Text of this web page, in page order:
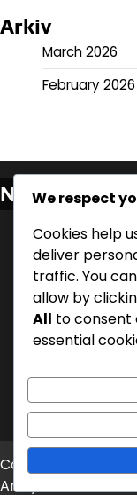
Arkiv
March 2026
February 2026
Nylige
Innvirkning
refluks og
Søvn
refluks
Flat
søvnkvalitet
Copyright © 2026
Artify Themes
We respect
Cookies help
deliver
traffic. You
allow by
All to consent
essential